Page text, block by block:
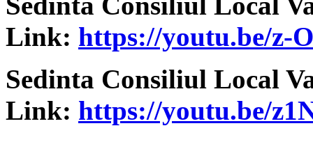
Link: https://youtu.be/z-
Sedinta Consiliul Local
Link: https://youtu.be/